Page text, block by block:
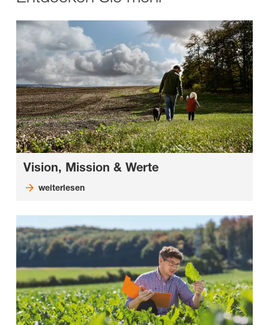
Vision, Mission & Werte
weiterlesen